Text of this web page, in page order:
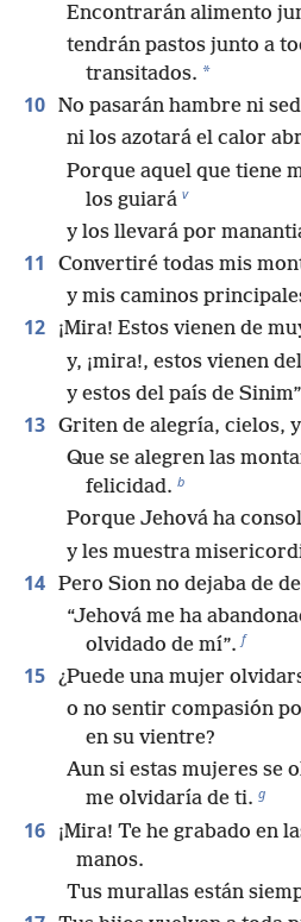
Encontrarán alimento
tendrán pastos junto a
transitados. *
10 No pasarán hambre ni
ni los azotará el calor
Porque aquel que tiene
los guiará v
y los llevará por
11
Convertiré todas mis
y mis caminos
12 ¡Mira! Estos vienen de
y, ¡mira!, estos vienen
y estos del país de
13 Griten de alegría, cielos,
Que se alegren las
felicidad. b
Porque Jehová ha
y les muestra
14 Pero Sion no dejaba de
“Jehová me ha
olvidado de mí”. f
15 ¿Puede una mujer
o no sentir compasión
en su vientre?
Aun si estas mujeres se
me olvidaría de ti. g
16
¡Mira! Te he grabado en
manos.
Tus murallas están